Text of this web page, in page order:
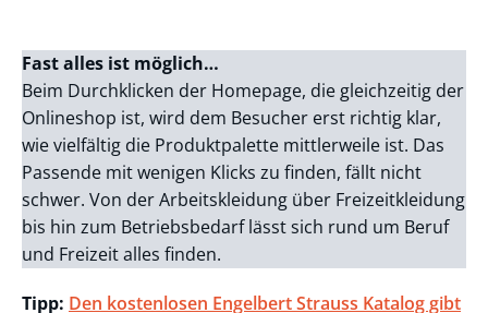
Fast alles ist möglich…
Beim Durchklicken der Homepage, die gleichzeitig der
Onlineshop ist, wird dem Besucher erst richtig klar,
wie vielfältig die Produktpalette mittlerweile ist. Das
Passende mit wenigen Klicks zu finden, fällt nicht
schwer. Von der Arbeitskleidung über Freizeitkleidung
bis hin zum Betriebsbedarf lässt sich rund um Beruf
und Freizeit alles finden.
Tipp: Den kostenlosen Engelbert Strauss Katalog gibt